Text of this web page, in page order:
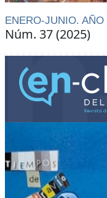
ENERO-JUNIO. AÑO
Núm. 37 (2025)